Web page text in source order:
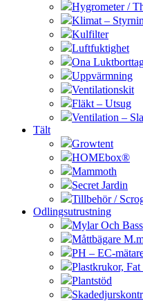
Hygrometer /
Klimat –
Kulfilter
Luftfuktighet
Ona
Uppvärmning
Ventilationskit
Fläkt – Utsug
Ventilation –
Tält
Growtent
HOMEbox®
Mammoth
Secret Jardin
Tillbehör /
Odlingsutrustning
Mylar Och
Måttbägare
PH – EC-
Plastkrukor,
Plantstöd